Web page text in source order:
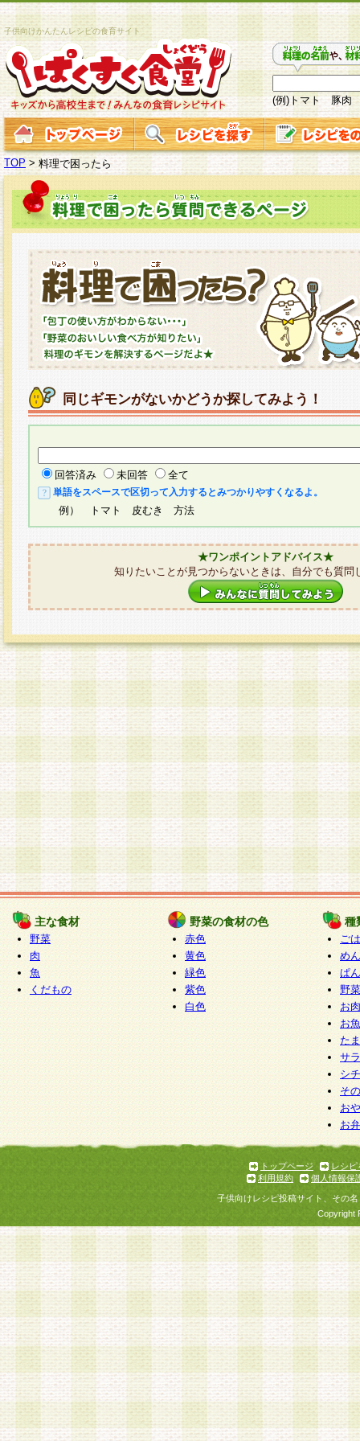
子供向けかんたんレシピの食育サイト
(例)トマト 豚肉
TOP >料理で困ったら
同じギモンがないかどうか探してみよう！
回答済み 未回答 全て
単語をスペースで区切って入力するとみつかりやすくなるよ。
例） トマト 皮むき 方法
★ワンポイントアドバイス★
知りたいことが見つからないときは、自分でも質問
主な食材
野菜
肉
魚
くだもの
野菜の食材の色
赤色
黄色
緑色
紫色
白色
種
ご
めん
ぱん
野
お
お
た
サ
シ
そ
お
お
トップページ
レシピ
利用規約
個人情報保
子供向けレシピ投稿サイト、その
Copyright